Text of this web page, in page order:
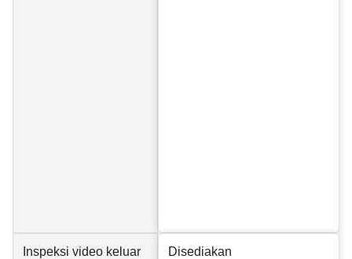
Inspeksi video keluar Disediakan